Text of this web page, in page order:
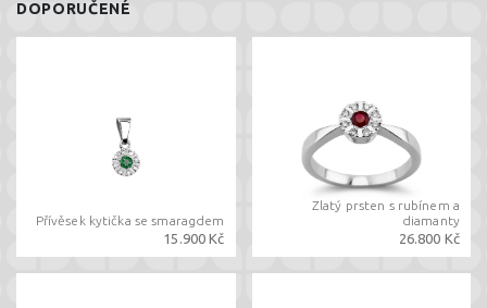
DOPORUČENÉ
Přívěsek kytička se smaragdem
15.900 Kč
Zlatý prsten s rubínem a
diamanty
26.800 Kč